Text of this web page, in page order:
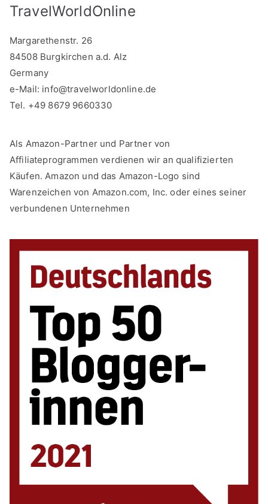
TravelWorldOnline
Margarethenstr. 26
84508 Burgkirchen a.d. Alz
Germany
e-Mail: info@travelworldonline.de
Tel. +49 8679 9660330
Als Amazon-Partner und Partner von
Affiliateprogrammen verdienen wir an qualifizierten
Käufen. Amazon und das Amazon-Logo sind
Warenzeichen von Amazon.com, Inc. oder eines seiner
verbundenen Unternehmen